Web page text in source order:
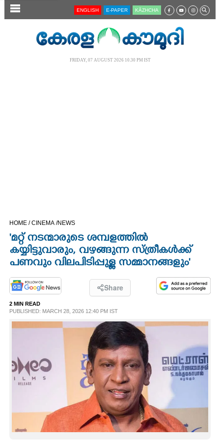
SECTIONS
OPINION
PHOTOS
LIFESTYLE
INFO+
ASTRO
ENGLISH E-PAPER KĀZHCHA
FRIDAY, 07 AUGUST 2026 10.30 PM IST
HOME /CINEMA /NEWS
'മറ്റ് നടന്മാരുടെ ശമ്പളത്തിൽ
കയ്യിട്ടുവാരും, വഴങ്ങുന്ന സ്ത്രീകൾക്ക്
പണവും വിലപിടിപ്പുള്ള സമ്മാനങ്ങളും'
Share
2 MIN READ
PUBLISHED: MARCH 28, 2026 12:40 PM IST